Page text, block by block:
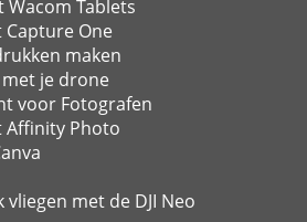
Wacom Tablets
One
maken
je drone
voor Fotografen
Affinity Photo
vliegen met de DJI Neo